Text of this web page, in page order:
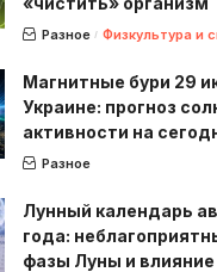
Разное Физкультура и
Магнитные бури 29
Украине: прогноз
активности на
Разное
Лунный календарь
года:
фазы Луны и влияние